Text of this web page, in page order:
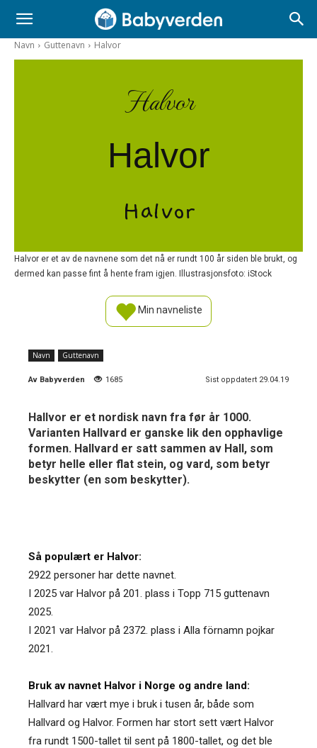
Navn Guttenavn Halvor
Halvor
Halvor
Halvor
Halvor er et av de navnene som det nå er rundt 100 år siden ble brukt, og
dermed kan passe fint å hente fram igjen. Illustrasjonsfoto: iStock
Min navneliste
Navn Guttenavn
Av Babyverden 1685 Sist oppdatert 29.04.19
Hallvor er et nordisk navn fra før år 1000.
Varianten Hallvard er ganske lik den opphavlige
formen. Hallvard er satt sammen av Hall, som
betyr helle eller flat stein, og vard, som betyr
beskytter (en som beskytter).
Så populært er Halvor:
2922 personer har dette navnet.
I 2025 var Halvor på 201. plass i Topp 715 guttenavn
2025.
I 2021 var Halvor på 2372. plass i Alla förnamn pojkar
2021.
Bruk av navnet Halvor i Norge og andre land:
Hallvard har vært mye i bruk i tusen år, både som
Hallvard og Halvor. Formen har stort sett vært Halvor
fra rundt 1500-tallet til sent på 1800-tallet, og det ble